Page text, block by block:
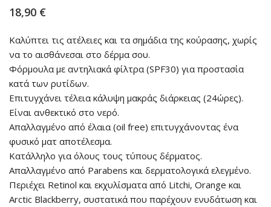
18,90 €
Καλύπτει τις ατέλειες και τα σημάδια της κούρασης, χωρίς
να το αισθάνεσαι στο δέρμα σου.
Φόρμουλα με αντηλιακά φίλτρα (SPF30) για προστασία
κατά των ρυτίδων.
Επιτυγχάνει τέλεια κάλυψη μακράς διάρκειας (24ώρες).
Είναι ανθεκτικό στο νερό.
Απαλλαγμένο από έλαια (oil free) επιτυγχάνοντας ένα
φυσικό ματ αποτέλεσμα.
Κατάλληλο για όλους τους τύπους δέρματος.
Απαλλαγμένο από Parabens και δερματολογικά ελεγμένο.
Περιέχει Retinol και εκχυλίσματα από Litchi, Orange και
Arctic Blackberry, συστατικά που παρέχουν ενυδάτωση και